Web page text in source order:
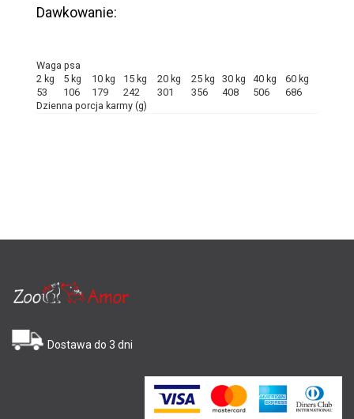
Dawkowanie:
Waga psa
2 kg
5 kg 10 kg 15 kg 20 kg 25 kg 30 kg 40 kg
60 kg
53
106 179 242 301 356 408 506
686
Dzienna porcja karmy (g)
Dostawa do 3 dni